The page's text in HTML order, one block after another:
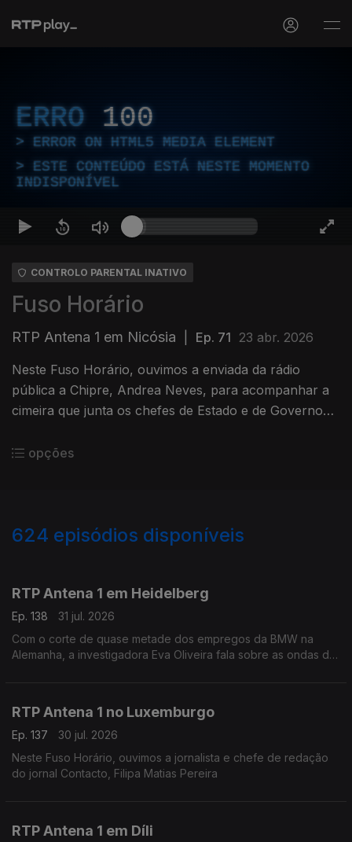
ERRO 100
ERROR ON HTML5 MEDIA ELEMENT
ESTE CONTEÚDO ESTÁ NESTE MOMENTO
INDISPONÍVEL
CONTROLO PARENTAL INATIVO
Fuso Horário
RTP Antena 1 em Nicósia Ep. 71 23 abr. 2026
Neste Fuso Horário, ouvimos a enviada da rádio
pública a Chipre, Andrea Neves, para acompanhar a
cimeira que junta os chefes de Estado e de Governo
por parte do Irão.
opções
624 episódios disponíveis
RTP Antena 1 em Heidelberg
Ep. 138
31 jul. 2026
Com o corte de quase metade dos empregos da BMW na
Alemanha, a investigadora Eva Oliveira fala sobre as ondas de
RTP Antena 1 no Luxemburgo
Ep. 137
30 jul. 2026
Neste Fuso Horário, ouvimos a jornalista e chefe de redação
do jornal Contacto, Filipa Matias Pereira
RTP Antena 1 em Díli